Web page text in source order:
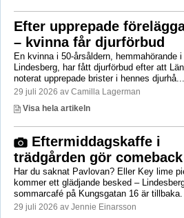
Efter upprepade
– kvinna får djurförbud
En kvinna i 50-årsåldern, hemmahörande i
Lindesberg, har fått djurförbud efter att
noterat upprepade brister i hennes djurhå...
29 juli 2026 av Camilla Lagerman
Visa hela artikeln
Eftermiddagskaffe i
trädgården gör comeback
Har du saknat Pavlovan? Eller Key lime
kommer ett glädjande besked –
sommarcafé på Kungsgatan 16 är
29 juli 2026 av Jennie Einarsson